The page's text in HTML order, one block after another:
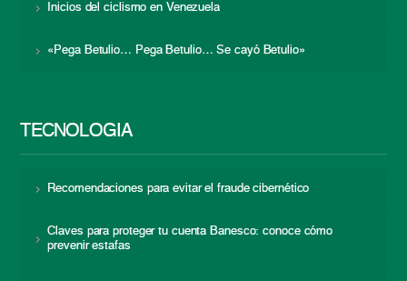
Inicios del ciclismo en Venezuela
«Pega Betulio… Pega Betulio… Se cayó Betulio»
TECNOLOGÍA
Recomendaciones para evitar el fraude cibernético
Claves para proteger tu cuenta Banesco: conoce cómo
prevenir estafas